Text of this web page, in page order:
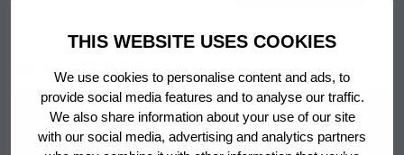
THIS WEBSITE USES COOKIES
We use cookies to personalise content and ads, to
provide social media features and to analyse our traffic.
We also share information about your use of our site
with our social media, advertising and analytics partners
Profundo 585 mm
ACCESORIOS
NOMBRE DE
ACCESORIO
NÚMERO DE
ARTÍCULO